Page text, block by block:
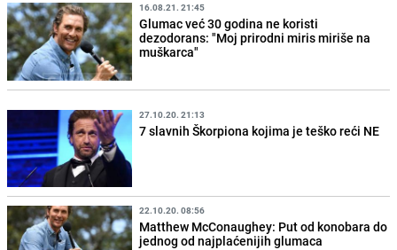
16.08.21. 21:45
Glumac već 30 godina ne koristi
dezodorans: "Moj prirodni miris miriše na
muškarca"
27.10.20. 21:13
7 slavnih Škorpiona kojima je teško reći NE
22.10.20. 08:56
Matthew McConaughey: Put od konobara do
jednog od najplaćenijih glumaca